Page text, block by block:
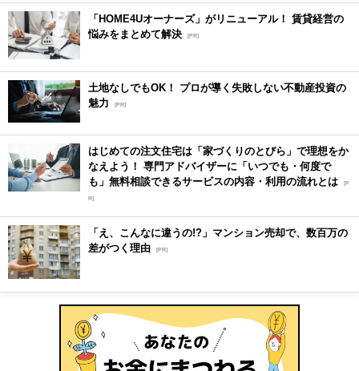
「HOME4Uオーナーズ」がリニューアル！ 賃貸経営の
悩みをまとめて解決 [PR]
土地なしでもOK！ プロが導く失敗しない不動産投資の
魅力
[PR]
はじめての注文住宅は「家づくりのとびら」で理想をか
なえよう！ 専門アドバイザーに「いつでも・何度で
も」無料相談できるサービスの内容・利用の流れとは [P
R]
「え、こんなに違うの!?」マンション売却で、数百万の
差がつく理由 [PR]